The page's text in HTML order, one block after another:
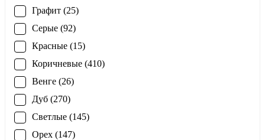
Графит (25)
Серые (92)
Красные (15)
Коричневые (410)
Венге (26)
Дуб (270)
Светлые (145)
Орех (147)